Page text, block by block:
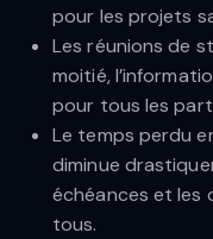
pour les projets
Les réunions de
moitié,
pour tous les
Le temps perdu
diminue
échéances et les
tous.